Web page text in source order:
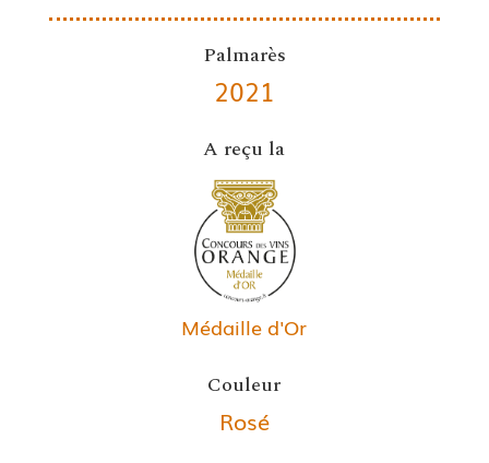
Palmarès
2021
A reçu la
Médaille d'Or
Couleur
Rosé